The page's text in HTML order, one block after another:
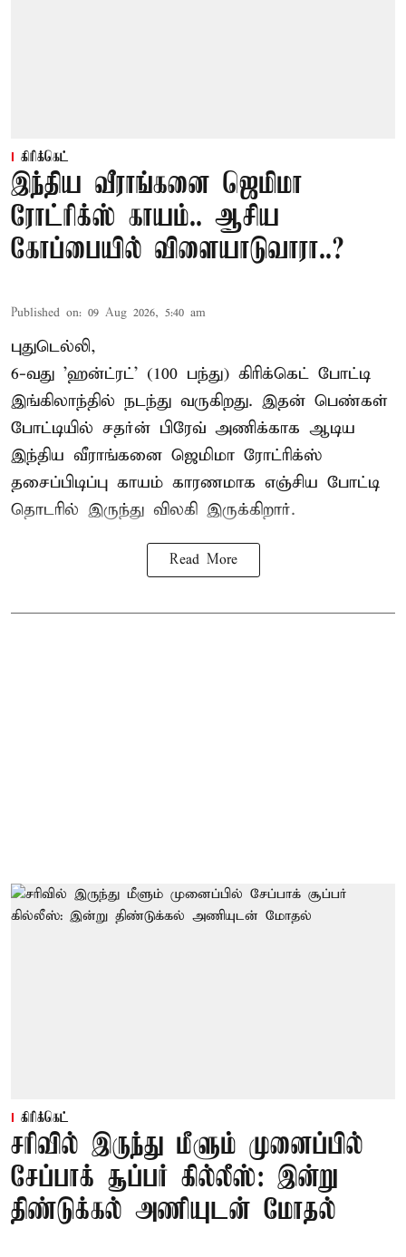
கிரிக்கெட்
இந்திய வீராங்கனை ஜெமிமா
ரோட்ரிக்ஸ் காயம்.. ஆசிய
கோப்பையில் விளையாடுவாரா..?
Published on: 09 Aug 2026, 5:40 am
புதுடெல்லி,
6-வது 'ஹன்ட்ரட்' (100 பந்து) கிரிக்கெட் போட்டி
இங்கிலாந்தில் நடந்து வருகிறது. இதன் பெண்கள்
போட்டியில் சதர்ன் பிரேவ் அணிக்காக ஆடிய
இந்திய வீராங்கனை ஜெமிமா ரோட்ரிக்ஸ்
தசைப்பிடிப்பு காயம் காரணமாக எஞ்சிய போட்டி
தொடரில் இருந்து விலகி இருக்கிறார்.
Read More
கிரிக்கெட்
சரிவில் இருந்து மீளும் முனைப்பில்
சேப்பாக் சூப்பர் கில்லீஸ்: இன்று
திண்டுக்கல் அணியுடன் மோதல்